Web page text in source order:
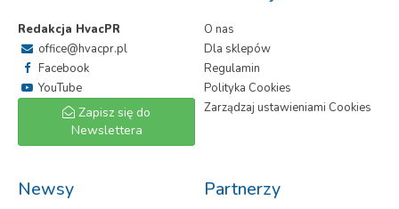
Redakcja HvacPR
office@hvacpr.pl
Facebook
YouTube
Zapisz się do
Newslettera
O nas
Dla sklepów
Regulamin
Polityka Cookies
Zarządzaj ustawieniami Cookies
Newsy Partnerzy